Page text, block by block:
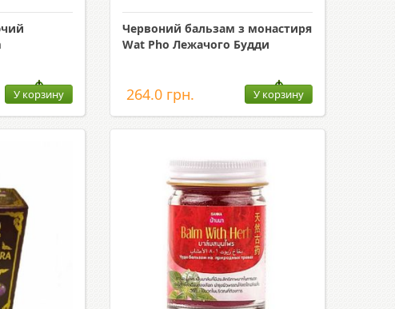
У корзину
Червоний бальзам з монастиря
Wat Pho Лежачого Будди
264.0 грн. У корзину